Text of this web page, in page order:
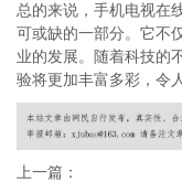
总的来说，手机电视在
可或缺的一部分。它不
业的发展。随着科技的
验将更加丰富多彩，令
上一篇：